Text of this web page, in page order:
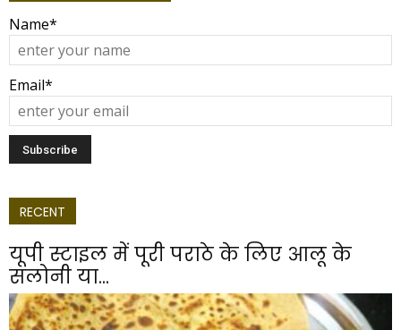
Name*
Email*
RECENT
यूपी स्टाइल में पूरी पराठे के लिए आलू के
सलोनी या...